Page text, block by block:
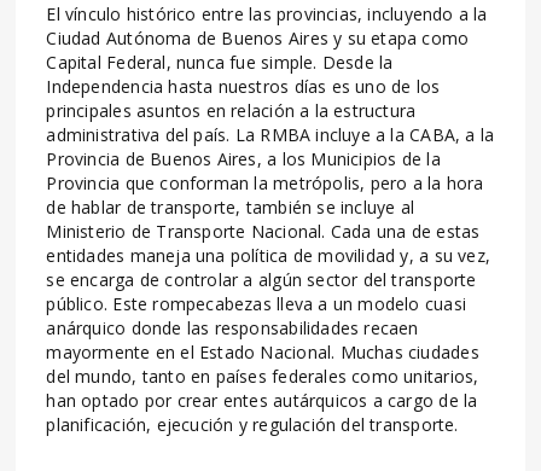
El vínculo histórico entre las provincias, incluyendo a la
Ciudad Autónoma de Buenos Aires y su etapa como
Capital Federal, nunca fue simple. Desde la
Independencia hasta nuestros días es uno de los
principales asuntos en relación a la estructura
administrativa del país. La RMBA incluye a la CABA, a la
Provincia de Buenos Aires, a los Municipios de la
Provincia que conforman la metrópolis, pero a la hora
de hablar de transporte, también se incluye al
Ministerio de Transporte Nacional. Cada una de estas
entidades maneja una política de movilidad y, a su vez,
se encarga de controlar a algún sector del transporte
público. Este rompecabezas lleva a un modelo cuasi
anárquico donde las responsabilidades recaen
mayormente en el Estado Nacional. Muchas ciudades
del mundo, tanto en países federales como unitarios,
han optado por crear entes autárquicos a cargo de la
planificación, ejecución y regulación del transporte.